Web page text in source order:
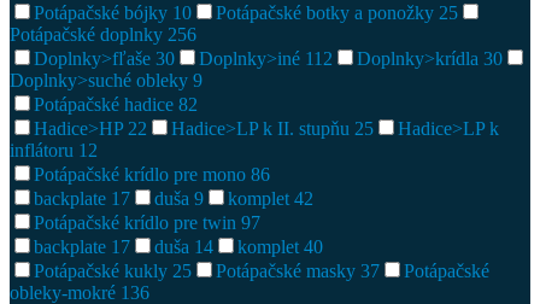
Potápačské bójky 10 Potápačské botky a ponožky 25
Potápačské doplnky 256
Doplnky>fľaše 30 Doplnky>iné 112 Doplnky>krídla 30
Doplnky>suché obleky 9
Potápačské hadice 82
Hadice>HP 22 Hadice>LP k II. stupňu 25
Hadice>LP k
inflátoru 12
Potápačské krídlo pre mono 86
backplate 17 duša 9 komplet 42
Potápačské krídlo pre twin 97
backplate 17 duša 14 komplet 40
Potápačské kukly 25 Potápačské masky 37
Potápačské
obleky-mokré 136